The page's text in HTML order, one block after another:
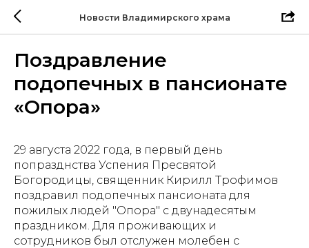
Новости Владимирского храма
Поздравление
подопечных в пансионате
«Опора»
29 августа 2022 года, в первый день
попразднства Успения Пресвятой
Богородицы, священник Кирилл Трофимов
поздравил подопечных пансионата для
пожилых людей "Опора" с двунадесятым
праздником. Для проживающих и
сотрудников был отслужен молебен с